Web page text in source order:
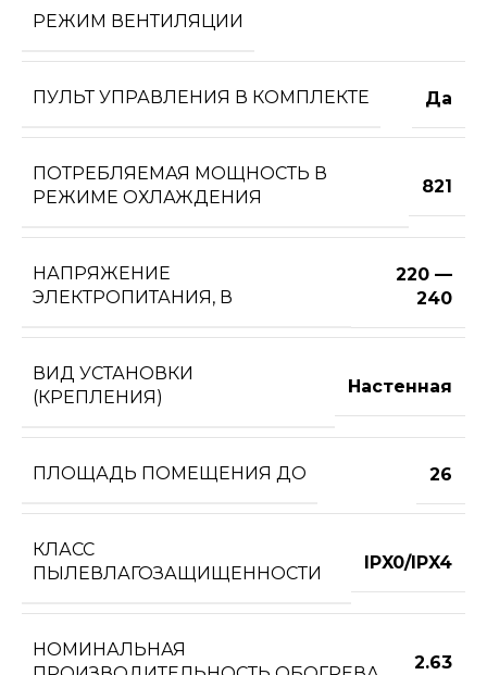
РЕЖИМ ВЕНТИЛЯЦИИ
ПУЛЬТ УПРАВЛЕНИЯ В КОМПЛЕКТЕ Да
ПОТРЕБЛЯЕМАЯ МОЩНОСТЬ В
РЕЖИМЕ ОХЛАЖДЕНИЯ
821
НАПРЯЖЕНИЕ
ЭЛЕКТРОПИТАНИЯ, В
220 —
240
ВИД УСТАНОВКИ
(КРЕПЛЕНИЯ)
Настенная
ПЛОЩАДЬ ПОМЕЩЕНИЯ ДО 26
КЛАСС
ПЫЛЕВЛАГОЗАЩИЩЕННОСТИ
IPX0/IPX4
НОМИНАЛЬНАЯ
2.63